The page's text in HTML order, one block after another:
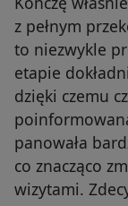
z pełnym
to niezwykle
etapie
dzięki czemu
panowała
co znacząco
wizytami.